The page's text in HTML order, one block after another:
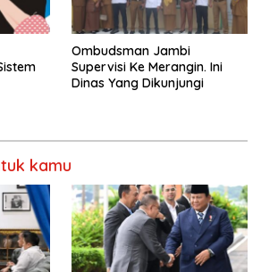
Ombudsman Jambi
Supervisi Ke Merangin. Ini
Dinas Yang Dikunjungi
kamu